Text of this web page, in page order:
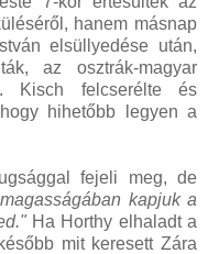
hanem másnap
elsüllyedése után,
az osztrák-magyar
Kisch felcserélte és
hihetőbb legyen a
fejeli meg, de
kapjuk a
Ha Horthy elhaladt a
mit keresett Zára